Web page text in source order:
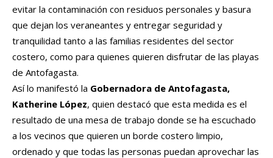
evitar la contaminación con residuos personales y basura
que dejan los veraneantes y entregar seguridad y
tranquilidad tanto a las familias residentes del sector
costero, como para quienes quieren disfrutar de las playas
de Antofagasta.
Así lo manifestó la Gobernadora de Antofagasta,
Katherine López, quien destacó que esta medida es el
resultado de una mesa de trabajo donde se ha escuchado
a los vecinos que quieren un borde costero limpio,
ordenado y que todas las personas puedan aprovechar las